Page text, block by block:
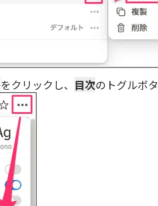
をクリックし、 目次のトグルボ